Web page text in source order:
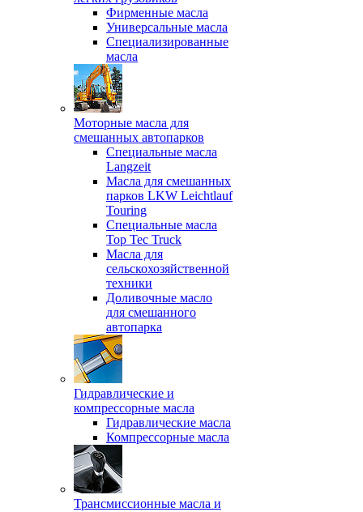
Фирменные масла
Универсальные масла
Специализированные
масла
Моторные масла для
смешанных автопарков
Специальные масла
Langzeit
Масла для смешанных
парков LKW Leichtlauf
Touring
Специальные масла
Top Tec Truck
Масла для
сельскохозяйственной
техники
Доливочные масло
для смешанного
автопарка
Гидравлические и
компрессорные масла
Гидравлические масла
Компрессорные масла
Трансмиссионные масла и